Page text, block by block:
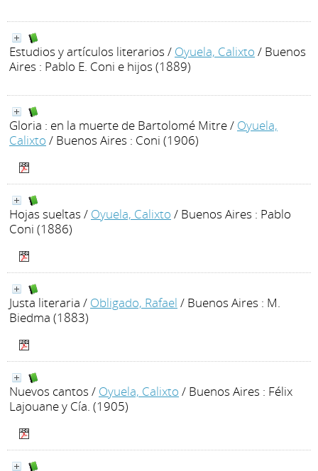
Estudios y artículos literarios / Oyuela, Calixto / Buenos
Aires : Pablo E. Coni e hijos (1889)
Gloria : en la muerte de Bartolomé Mitre/ Oyuela,
Calixto / Buenos Aires : Coni (1906)
Hojas sueltas / Oyuela, Calixto / Buenos Aires : Pablo
Coni (1886)
Justa literaria / Obligado, Rafael / Buenos Aires : M.
Biedma (1883)
Nuevos cantos / Oyuela, Calixto / Buenos Aires : Félix
Lajouane y Cía. (1905)